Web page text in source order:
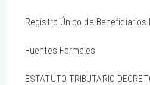
Registro Único de Beneficiarios
Fuentes Formales
ESTATUTO TRIBUTARIO